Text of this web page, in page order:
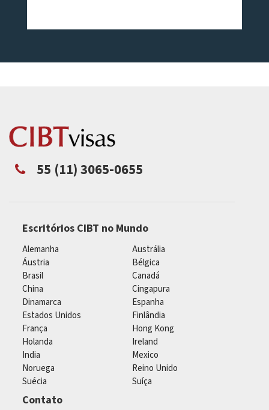
55 (11) 3065-0655
Escritórios CIBT no Mundo
Alemanha
Austrália
Áustria
Bélgica
Brasil
Canadá
China
Cingapura
Dinamarca
Espanha
Estados Unidos
Finlândia
França
Hong Kong
Holanda
Ireland
India
Mexico
Noruega
Reino Unido
Suécia
Suíça
Contato